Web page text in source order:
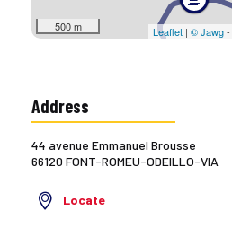
500 m Leaflet | © Jawg-
Address
44 avenue Emmanuel Brousse
66120 FONT-ROMEU-ODEILLO-VIA
Locate